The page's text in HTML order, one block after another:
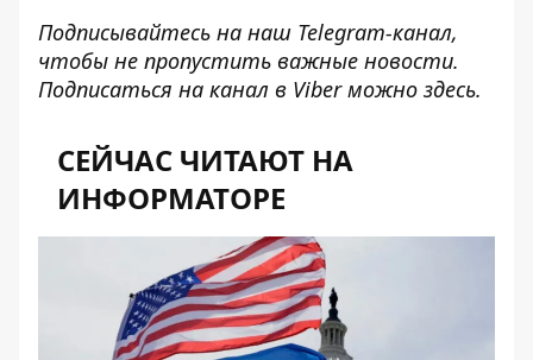
Подписывайтесь на наш Telegram-канал,
чтобы не пропустить важные новости.
Подписаться на канал в Viber можно здесь.
СЕЙЧАС ЧИТАЮТ НА
ИНФОРМАТОРЕ